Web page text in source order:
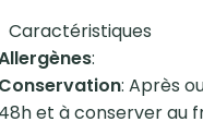
Caractéristiques
:
: Après
et à conserver au